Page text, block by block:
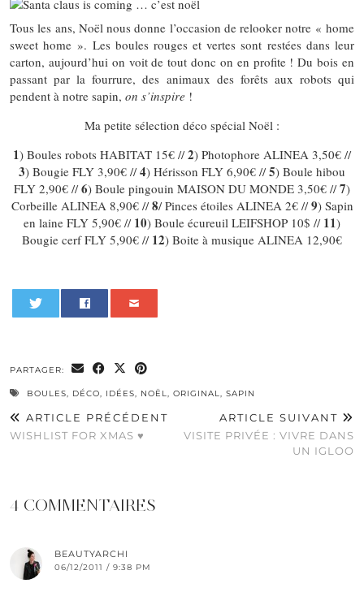
Tous les ans, Noël nous donne l’occasion de relooker notre « home
sweet home ». Les boules rouges et vertes sont restées dans leur
carton, aujourd’hui on voit de tout donc on en profite ! Du bois en
passant par la fourrure, des animaux des forêts aux robots qui
pendent à notre sapin, on s’inspire !
Ma petite sélection déco spécial Noël :
1) Boules robots HABITAT 15€ //2) Photophore ALINEA 3,50€ //
3) Bougie FLY 3,90€ //4) Hérisson FLY 6,90€ //5) Boule hibou
FLY 2,90€ //6) Boule pingouin MAISON DU MONDE 3,50€ //7)
Corbeille ALINEA 8,90€ //8/ Pinces étoiles ALINEA 2€ //9) Sapin
en laine FLY 5,90€ // 10) Boule écureuil LEIFSHOP 10$ // 11)
Bougie cerf FLY 5,90€ // 12) Boite à musique ALINEA 12,90€
PARTAGER:
BOULES DÉCO IDÉES NOËL ORIGINAL SAPIN
ARTICLE PRÉCÉDENT
WISHLIST FOR XMAS ♥
ARTICLE SUIVANT
VISITE PRIVÉE : VIVRE DANS
UN IGLOO
4 COMMENTAIRES
BEAUTYARCHI
06/12/2011 / 9:38 PM